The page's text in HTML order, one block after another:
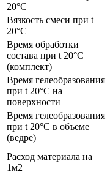
20°C
Вязкость смеси при t
20°С
Время обработки
состава при t 20°C
(комплект)
Время гелеобразования
при t 20°C на
поверхности
Время гелеобразования
при t 20°C в объеме
(ведре)
Расход материала на
1м2